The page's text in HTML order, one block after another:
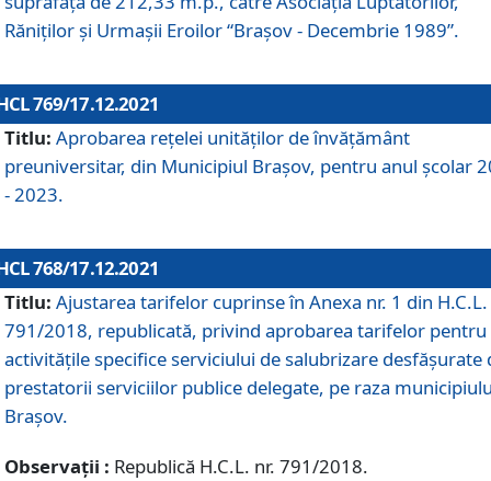
Răniţilor şi Urmaşii Eroilor “Braşov - Decembrie 1989”.
769/17.12.2021
Titlu: Aprobarea reţelei unităţilor de învăţământ
preuniversitar, din Municipiul Braşov, pentru anul şcolar
- 2023.
768/17.12.2021
Titlu: Ajustarea tarifelor cuprinse în Anexa nr. 1 din H.C.L.
791/2018, republicată, privind aprobarea tarifelor pentru
activităţile specifice serviciului de salubrizare desfăşurate
prestatorii serviciilor publice delegate, pe raza
Braşov.
Observații : Republică H.C.L. nr. 791/2018.